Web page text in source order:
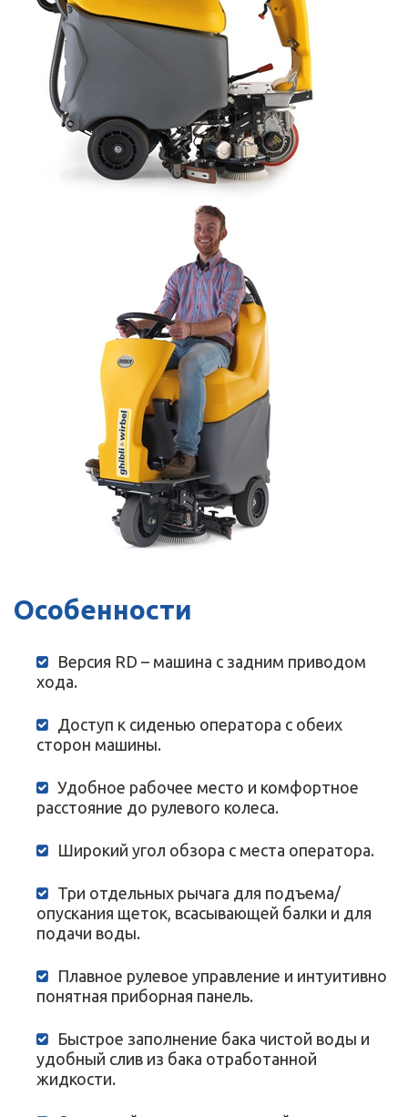
Особенности
Версия RD – машина с задним приводом
хода.
Доступ к сиденью оператора с обеих
сторон машины.
Удобное рабочее место и комфортное
расстояние до рулевого колеса.
Широкий угол обзора с места оператора.
Три отдельных рычага для подъема/
опускания щеток, всасывающей балки и для
подачи воды.
Плавное рулевое управление и интуитивно
понятная приборная панель.
Быстрое заполнение бака чистой воды и
удобный слив из бака отработанной
жидкости.